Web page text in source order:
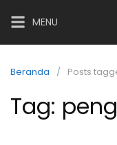
MENU
Beranda Posts
Tag: